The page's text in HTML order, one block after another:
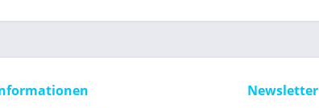
Newsletter